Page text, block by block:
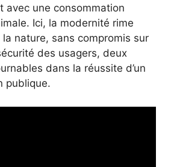
avec une consommation
Ici, la modernité rime
nature, sans compromis sur
des usagers, deux
dans la réussite d’un
publique.